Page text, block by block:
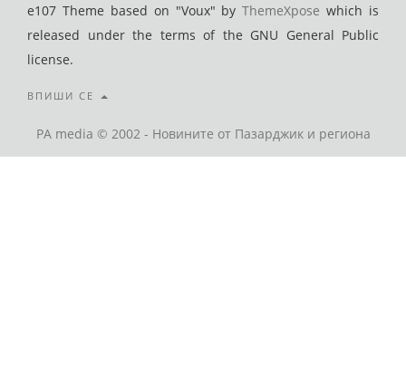
e107 Theme based on "Voux" byThemeXpose which is
released under the terms of the GNU General Public
license.
ВПИШИ СЕ
PA media © 2002 - Новините от Пазарджик и региона